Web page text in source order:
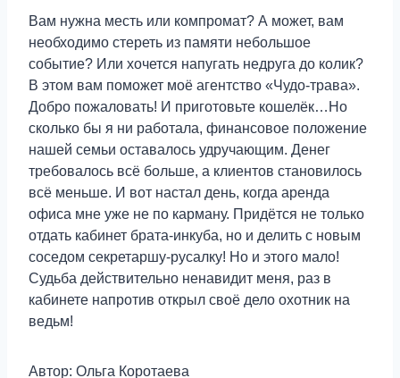
Вам нужна месть или компромат? А может, вам
необходимо стереть из памяти небольшое
событие? Или хочется напугать недруга до колик?
В этом вам поможет моё агентство «Чудо-трава».
Добро пожаловать! И приготовьте кошелёк…Но
сколько бы я ни работала, финансовое положение
нашей семьи оставалось удручающим. Денег
требовалось всё больше, а клиентов становилось
всё меньше. И вот настал день, когда аренда
офиса мне уже не по карману. Придётся не только
отдать кабинет брата-инкуба, но и делить с новым
соседом секретаршу-русалку! Но и этого мало!
Судьба действительно ненавидит меня, раз в
кабинете напротив открыл своё дело охотник на
ведьм!
Автор: Ольга Коротаева